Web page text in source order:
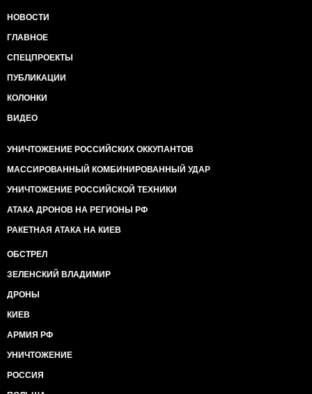
НОВОСТИ
ГЛАВНОЕ
СПЕЦПРОЕКТЫ
ПУБЛИКАЦИИ
КОЛОНКИ
ВИДЕО
УНИЧТОЖЕНИЕ РОССИЙСКИХ ОККУПАНТОВ
МАССИРОВАННЫЙ КОМБИНИРОВАННЫЙ УДАР
УНИЧТОЖЕНИЕ РОССИЙСКОЙ ТЕХНИКИ
АТАКА ДРОНОВ НА РЕГИОНЫ РФ
РАКЕТНАЯ АТАКА НА КИЕВ
ОБСТРЕЛ
ЗЕЛЕНСКИЙ ВЛАДИМИР
ДРОНЫ
КИЕВ
АРМИЯ РФ
УНИЧТОЖЕНИЕ
РОССИЯ